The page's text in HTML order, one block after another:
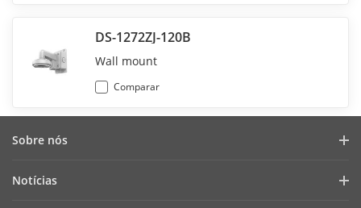
DS-1272ZJ-120B
Wall mount
Comparar
Sobre nós
Notícias